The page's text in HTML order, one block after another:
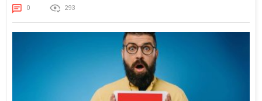
0 293